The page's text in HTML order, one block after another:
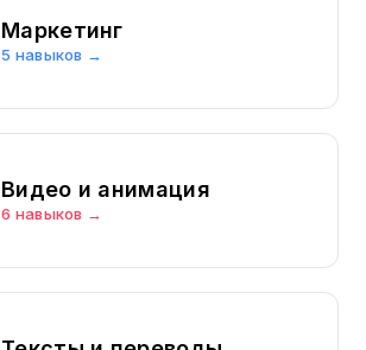
Маркетинг
5 навыков →
Видео и анимация
6 навыков →